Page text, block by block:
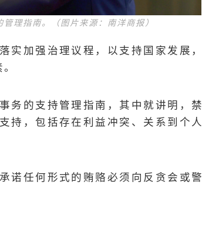
理指南。（图片来源：南洋商报）
加强治理议程，以支持国家发展，
务的支持管理指南，其中就讲明，禁
持，包括存在利益冲突、关系到个人
诺任何形式的贿赂必须向反贪会或警